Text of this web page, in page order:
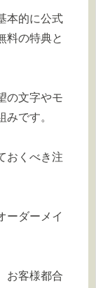
本的に公式
料の特典と
の文字やモ
です。
おくべき注
ーダーメイ
お客様都合